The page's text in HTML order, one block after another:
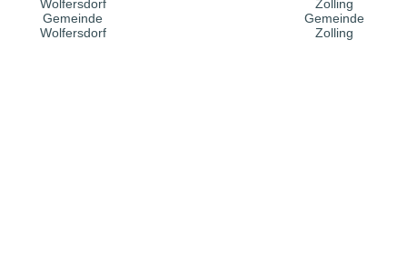
Gemeinde
Wolfersdorf
Gemeinde
Zolling